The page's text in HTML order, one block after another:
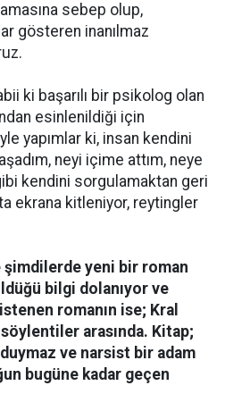
sebep olup,
gösteren inanılmaz
ki başarılı bir psikolog olan
esinlenildiği için
yapımlar ki, insan kendini
neyi içime attım, neye
kendini sorgulamaktan geri
ekrana kitleniyor, reytingler
şimdilerde yeni bir roman
bilgi dolanıyor ve
romanın ise; Kral
arasında. Kitap;
ve narsist bir adam
bugüne kadar geçen